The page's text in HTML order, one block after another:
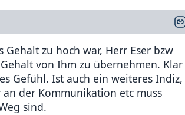
zu hoch war, Herr Eser bzw
von Ihm zu übernehmen. Klar
Gefühl. Ist auch ein weiteres Indiz,
der Kommunikation etc muss
sind.